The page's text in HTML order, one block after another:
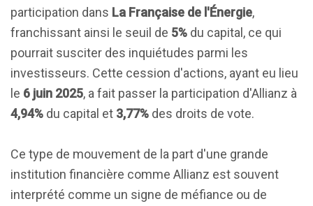
participation dans La Française de l'Énergie,
franchissant ainsi le seuil de 5% du capital, ce qui
pourrait susciter des inquiétudes parmi les
investisseurs. Cette cession d'actions, ayant eu lieu
le 6 juin 2025, a fait passer la participation d'Allianz à
4,94% du capital et 3,77% des droits de vote.
Ce type de mouvement de la part d'une grande
institution financière comme Allianz est souvent
interprété comme un signe de méfiance ou de